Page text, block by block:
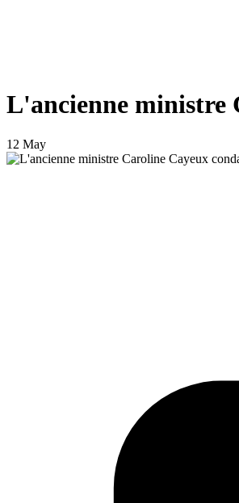
L'ancienne ministre
12 May